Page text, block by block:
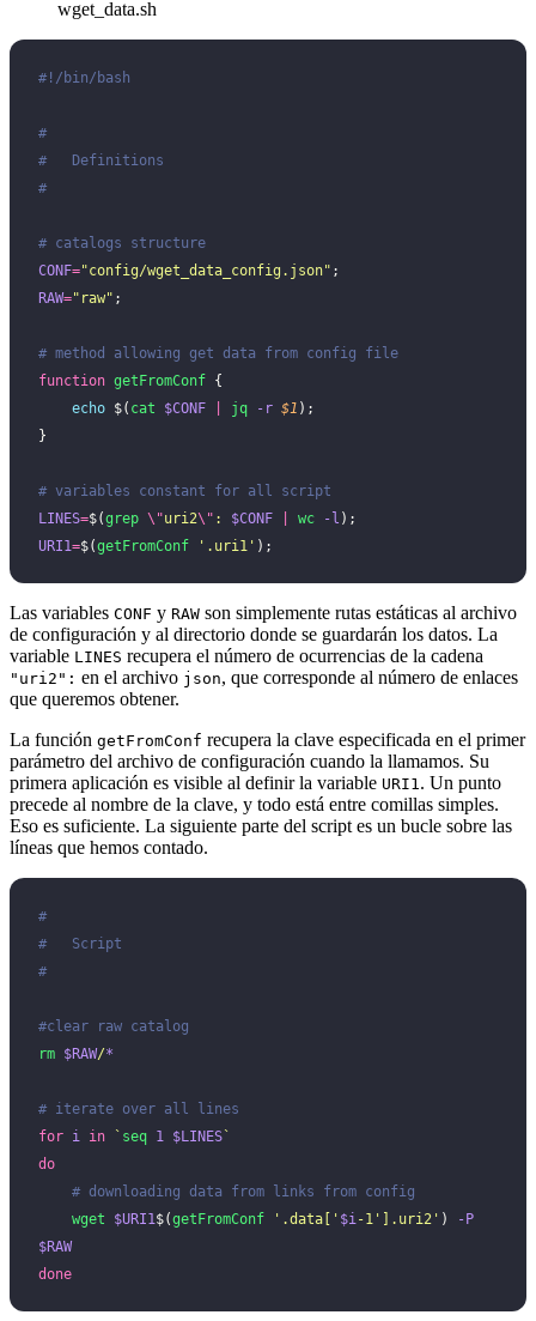
wget_data.sh
#!/bin/bash
#
#   Definitions
#
# catalogs structure
CONF="config/wget_data_config.json" ;
RAW=" raw" ;
# method allowing get data from config file
function getFromConf {
    echo
$( cat $CONF jq -r $1 );
}
# variables constant for all script
LINES=$(grep \"uri2\" : $CONF wc -l );
URI1=$(getFromConf ' .uri1 ' );
Las variables CONF y RAW son simplemente rutas estáticas al archivo
de configuración y al directorio donde se guardarán los datos. La
variable LINES recupera el número de ocurrencias de la cadena
"uri2": en el archivo json, que corresponde al número de enlaces
que queremos obtener.
La función getFromConf recupera la clave especificada en el primer
parámetro del archivo de configuración cuando la llamamos. Su
primera aplicación es visible al definir la variable URI1 . Un punto
precede al nombre de la clave, y todo está entre comillas simples.
Eso es suficiente. La siguiente parte del script es un bucle sobre las
líneas que hemos contado.
#
#   Script
#
#clear raw catalog
rm $RAW/*
# iterate over all lines
for i in ` seq 1 $LINES`
do
    # downloading data from links from config
    wget
$URI1 $(getFromConf ' .data[ ' $i -1 ' ].uri2 ' )
-P
$RAW
done